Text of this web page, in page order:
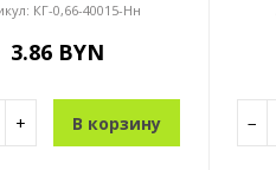
КГ-0,66-40015-Нн
3.86 BYN
+ В корзину −